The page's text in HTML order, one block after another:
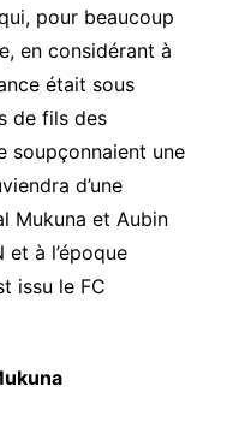
pour beaucoup
en considérant à
était sous
de fils des
soupçonnaient une
d’une
Mukuna et Aubin
et à l’époque
issu le FC